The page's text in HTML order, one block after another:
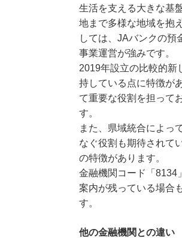
生活を支える大きな基
地まで多様な地域を抱
しては、JAバンクの預
事業運営が強みです。
2019年設立の比較的新
持している点に特徴が
て重要な役割を担って
す。
また、県域統合によっ
なぐ役割も期待されて
の特徴があります。
金融機関コード「8134
案内が残っている場合
す。
他の金融機関との違い